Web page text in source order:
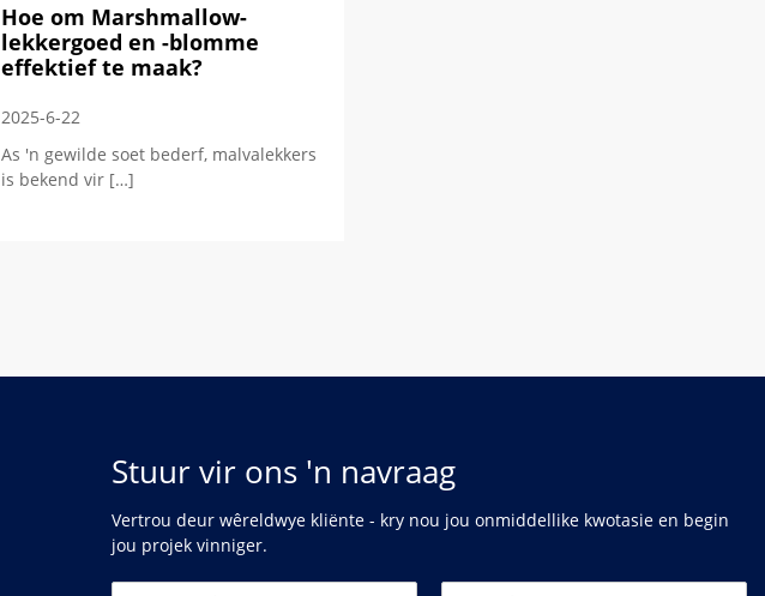
Hoe om Marshmallow-
lekkergoed en -blomme
effektief te maak?
2025-6-22
As 'n gewilde soet bederf, malvalekkers
is bekend vir […]
Stuur vir ons 'n navraag
Vertrou deur wêreldwye kliënte - kry nou jou onmiddellike kwotasie en begin
jou projek vinniger.